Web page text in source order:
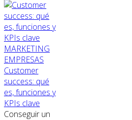
MARKETING
EMPRESAS
Customer
success: qué
es, funciones y
KPIs clave
Conseguir un